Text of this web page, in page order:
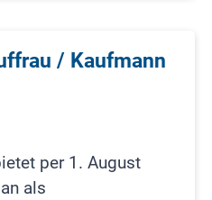
/ Kaufmann
per 1. August
als